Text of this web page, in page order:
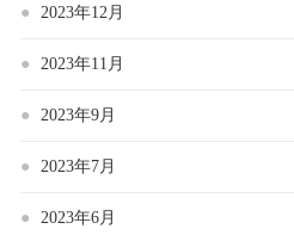
2023年12月
2023年11月
2023年9月
2023年7月
2023年6月